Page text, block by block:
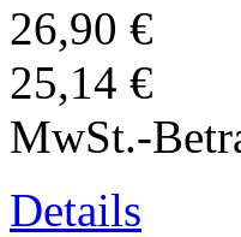
26,90 €
25,14 €
MwSt.-
Details